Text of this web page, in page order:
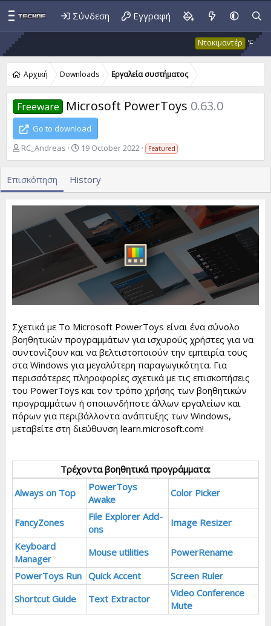
Σύνδεση Εγγραφή
Ντοκιμαντέρ
Αρχική Downloads Εργαλεία συστήματος
Freeware Microsoft PowerToys 0.63.0
Go to download
A
u
h
o
r
RC_Andreas
C
r
a
t
i
n
d
a
e
19 October 2022 Featured
Επισκόπηση History
Σχετικά με Το Microsoft PowerToys είναι ένα σύνολο
βοηθητικών προγραμμάτων για ισχυρούς χρήστες για να
συντονίζουν και να βελτιστοποιούν την εμπειρία τους
στα Windows για μεγαλύτερη παραγωγικότητα. Για
περισσότερες πληροφορίες σχετικά με τις επισκοπήσεις
του PowerToys και τον τρόπο χρήσης των βοηθητικών
προγραμμάτων ή οποιωνδήποτε άλλων εργαλείων και
πόρων για περιβάλλοντα ανάπτυξης των Windows,
μεταβείτε στη διεύθυνση learn.microsoft.com!
Τρέχοντα βοηθητικά προγράμματα:
Always on Top
PowerToys
Awake
Color Picker
FancyZones
File Explorer Add-
ons
Image Resizer
Keyboard
Manager
Mouse utilities
PowerRename
PowerToys Run Quick Accent
Screen Ruler
Shortcut Guide
Text Extractor
Video Conference
Mute